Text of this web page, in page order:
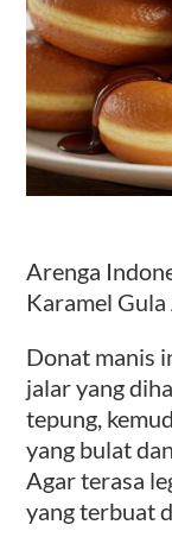
Arenga
Karamel
Donat manis
jalar yang
tepung,
yang bulat
Agar terasa
yang terbuat